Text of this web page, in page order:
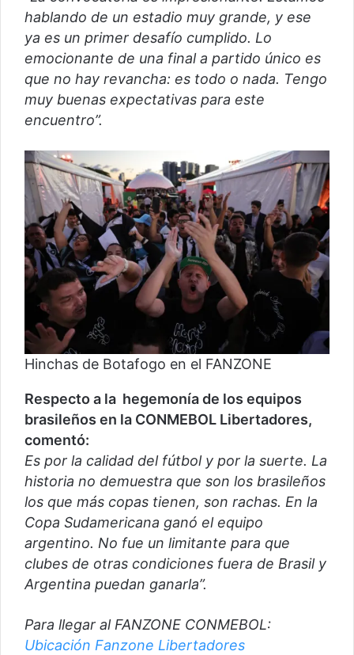
hablando de un estadio muy grande, y ese
ya es un primer desafío cumplido. Lo
emocionante de una final a partido único es
que no hay revancha: es todo o nada. Tengo
muy buenas expectativas para este
encuentro”.
Hinchas de Botafogo en el FANZONE
Respecto a la hegemonía de los equipos
brasileños en la CONMEBOL Libertadores,
comentó:
Es por la calidad del fútbol y por la suerte. La
historia no demuestra que son los brasileños
los que más copas tienen, son rachas. En la
Copa Sudamericana ganó el equipo
argentino. No fue un limitante para que
clubes de otras condiciones fuera de Brasil y
Argentina puedan ganarla”.
Para llegar al FANZONE CONMEBOL:
Ubicación Fanzone Libertadores